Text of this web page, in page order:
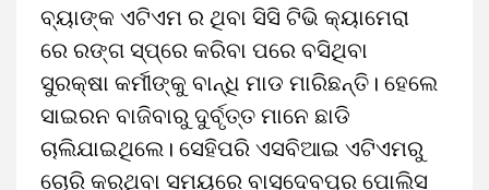
ବ୍ୟାଙ୍କ ଏଟିଏମ ର ଥିବା ସିସି ଟିଭି କ୍ୟାମେରା
ରେ ରଙ୍ଗ ସ୍ପ୍ରେ କରିବା ପରେ ବସିଥିବା
ସୁରକ୍ଷା କର୍ମୀଙ୍କୁ ବାନ୍ଧି ମାଡ ମାରିଛନ୍ତି। ହେଲେ
ସାଇରନ ବାଜିବାରୁ ଦୁର୍ବୃତ୍ତ ମାନେ ଛାଡି
ଚାଲିଯାଇଥିଲେ। ସେହିପରି ଏସବିଆଇ ଏଟିଏମରୁ
ଚୋରି କରୁଥିବା ସମୟରେ ବାସୁଦେବପୁର ପୋଲିସ